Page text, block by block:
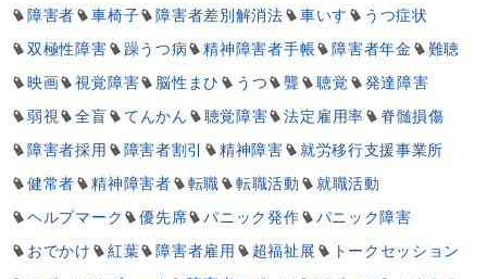
障害者
車椅子 障害者差別解消法 車いす
うつ症状
双極性障害
躁うつ病 精神障害者手帳 障害者年金
難聴
映画
視覚障害 脳性まひ うつ 聾 聴覚
発達障害
弱視
全盲 てんかん 聴覚障害 法定雇用率
脊髄損傷
障害者採用
障害者割引 精神障害
就労移行支援事業所
健常者
精神障害者 転職 転職活動
就職活動
ヘルプマーク
優先席 パニック発作
パニック障害
おでかけ
紅葉 障害者雇用 超福祉展
トークセッション